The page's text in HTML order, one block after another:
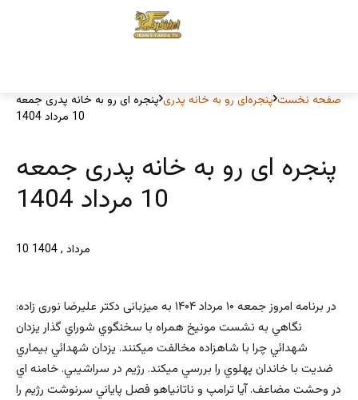
صفحه نخست پنجره‌ای رو به خانه پدری پنجره ای رو به خانه پدری جمعه
10 مرداد 1404
پنجره ای رو به خانه پدری جمعه
10 مرداد 1404
10 مرداد , 1404
در برنامه امروز جمعه ۱۰ مرداد ۱۴۰۴ به میزبانی دکتر علیرضا نوری زاده:
نگاهي به نشست مونيخ همراه با سخنگوي شوراي گذار يزدان
شهدائي چرا با شاهزاده مخالفت ميكنند. يزدان شهدائي بيماري
ضديت با خاندان پهلوي را بررسي ميكند. رژيم در سراشيبي. خامنه اي
در وحشت مضاعف. آيا ترامپ و ناتانياهو فصل پاياني سرنوشت رژيم را